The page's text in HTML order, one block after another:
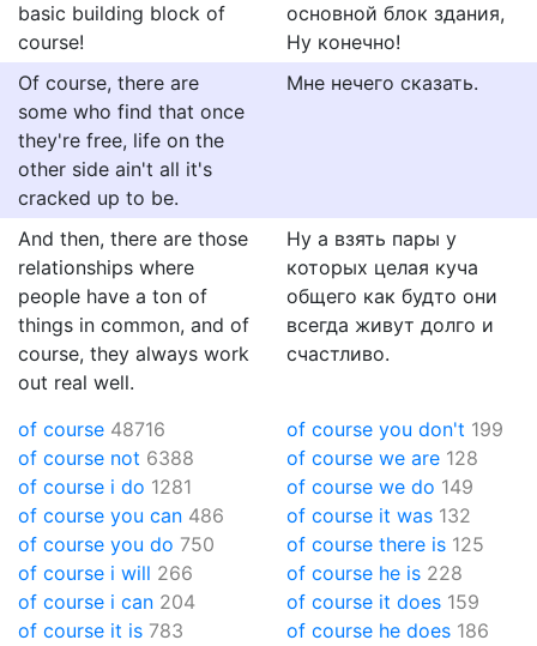
basic building block of
course!
основной блок здания,
Ну конечно!
Of course, there are
some who find that once
they're free, life on the
other side ain't all it's
cracked up to be.
Мне нечего сказать.
And then, there are those
relationships where
people have a ton of
things in common, and of
course, they always work
out real well.
Ну а взять пары у
которых целая куча
общего как будто они
всегда живут долго и
счастливо.
of course 48716
of course not 6388
of course i do 1281
of course you can 486
of course you do 750
of course i will 266
of course i can 204
of course it is 783
of course you don't 199
of course we are 128
of course we do 149
of course it was 132
of course there is 125
of course he is 228
of course it does 159
of course he does 186